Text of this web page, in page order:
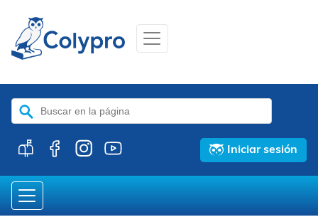
Buscar:
Iniciar sesión